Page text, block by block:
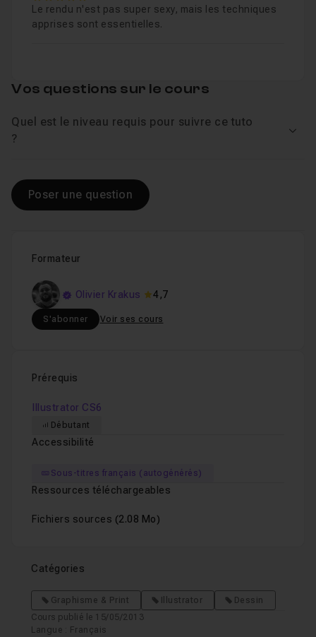
Le rendu n'est pas super sexy, mais les techniques
apprises sont essentielles.
Formateur
Olivier Krakus 4,7
S'abonner Voir ses cours
Prérequis
Illustrator CS6
Débutant
Accessibilité
Sous-titres français (autogénérés)
Ressources téléchargeables
Fichiers sources (2.08 Mo)
Catégories
Graphisme & Print Illustrator
Dessin
Cours publié le 15/05/2013
Langue : Français
Vos questions sur le cours
Quel est le niveau requis pour suivre ce tuto
?
Poser une question